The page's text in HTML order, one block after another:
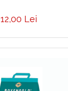
12,00 Lei